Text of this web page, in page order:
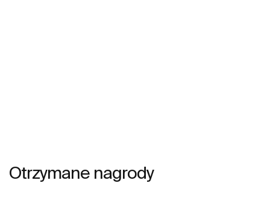
Otrzymane nagrody